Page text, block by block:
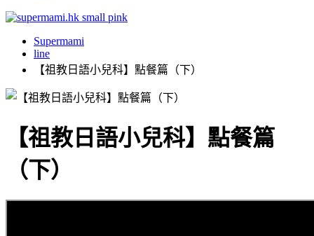
Supermami
line
【祖教日語小兒科】點餐篇（下）
【祖教日語小兒科】點餐篇
（下）